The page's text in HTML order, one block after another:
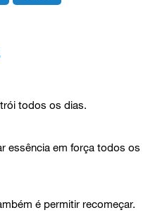
todos os dias.
essência em força todos os
é permitir recomeçar.